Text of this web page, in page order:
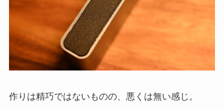
作りは精巧ではないものの、悪くは無い感じ。